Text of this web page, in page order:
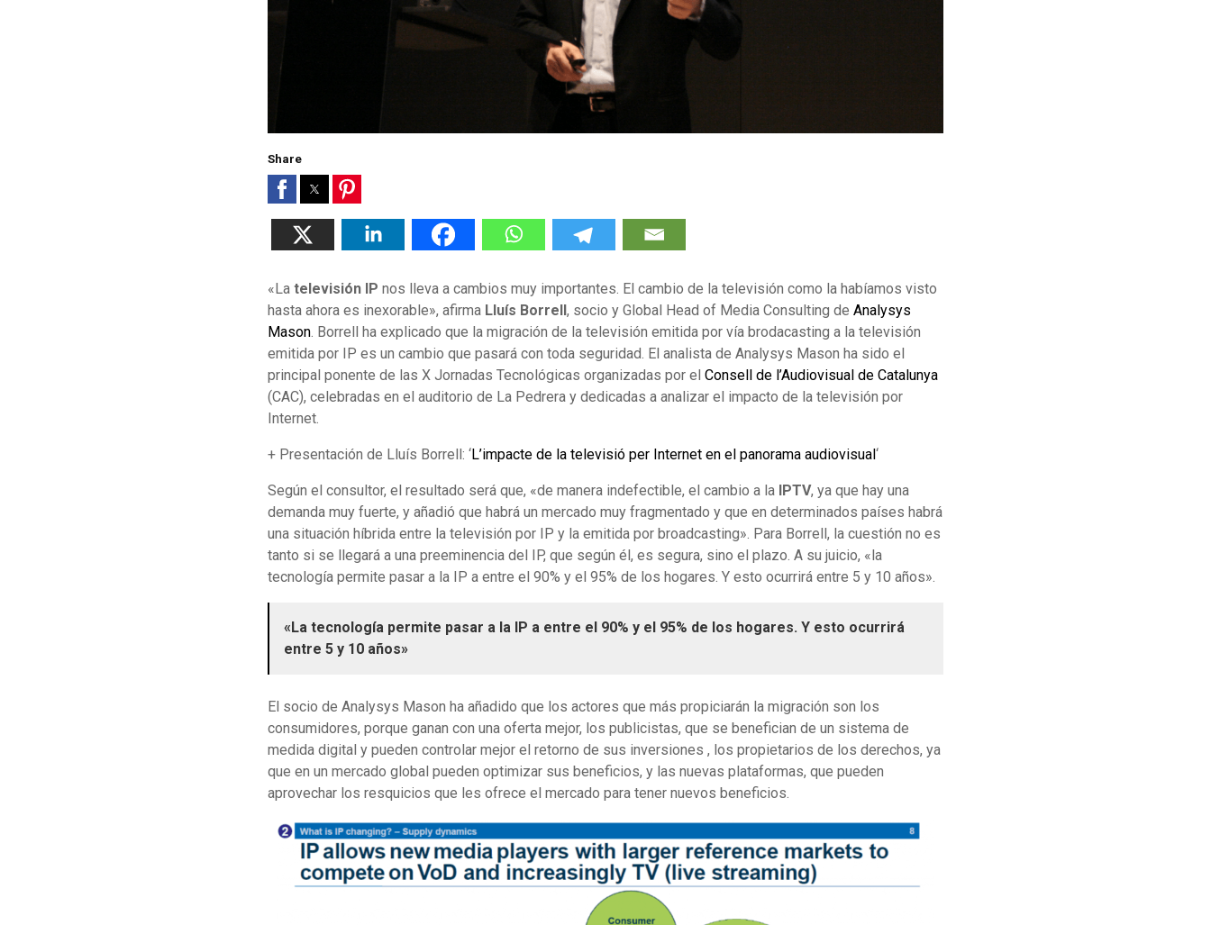
Share
«La televisión IP nos lleva a cambios muy importantes. El cambio de la televisión como la habíamos visto
hasta ahora es inexorable», afirma Lluís Borrell, socio y Global Head of Media Consulting de Analysys
Mason. Borrell ha explicado que la migración de la televisión emitida por vía brodacasting a la televisión
emitida por IP es un cambio que pasará con toda seguridad. El analista de Analysys Mason ha sido el
principal ponente de las X Jornadas Tecnológicas organizadas por el Consell de l’Audiovisual de Catalunya
(CAC), celebradas en el auditorio de La Pedrera y dedicadas a analizar el impacto de la televisión por
Internet.
+ Presentación de Lluís Borrell: ‘L’impacte de la televisió per Internet en el panorama audiovisual‘
Según el consultor, el resultado será que, «de manera indefectible, el cambio a la IPTV, ya que hay una
demanda muy fuerte, y añadió que habrá un mercado muy fragmentado y que en determinados países habrá
una situación híbrida entre la televisión por IP y la emitida por broadcasting». Para Borrell, la cuestión no es
tanto si se llegará a una preeminencia del IP, que según él, es segura, sino el plazo. A su juicio, «la
tecnología permite pasar a la IP a entre el 90% y el 95% de los hogares. Y esto ocurrirá entre 5 y 10 años».
«La tecnología permite pasar a la IP a entre el 90% y el 95% de los hogares. Y esto ocurrirá
entre 5 y 10 años»
El socio de Analysys Mason ha añadido que los actores que más propiciarán la migración son los
consumidores, porque ganan con una oferta mejor, los publicistas, que se benefician de un sistema de
medida digital y pueden controlar mejor el retorno de sus inversiones , los propietarios de los derechos, ya
que en un mercado global pueden optimizar sus beneficios, y las nuevas plataformas, que pueden
aprovechar los resquicios que les ofrece el mercado para tener nuevos beneficios.